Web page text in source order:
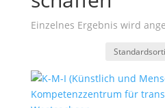
Einzelnes Ergebnis wird